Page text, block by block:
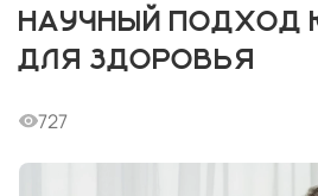
НАУЧНЫЙ ПОДХОД
ДЛЯ ЗДОРОВЬЯ
727